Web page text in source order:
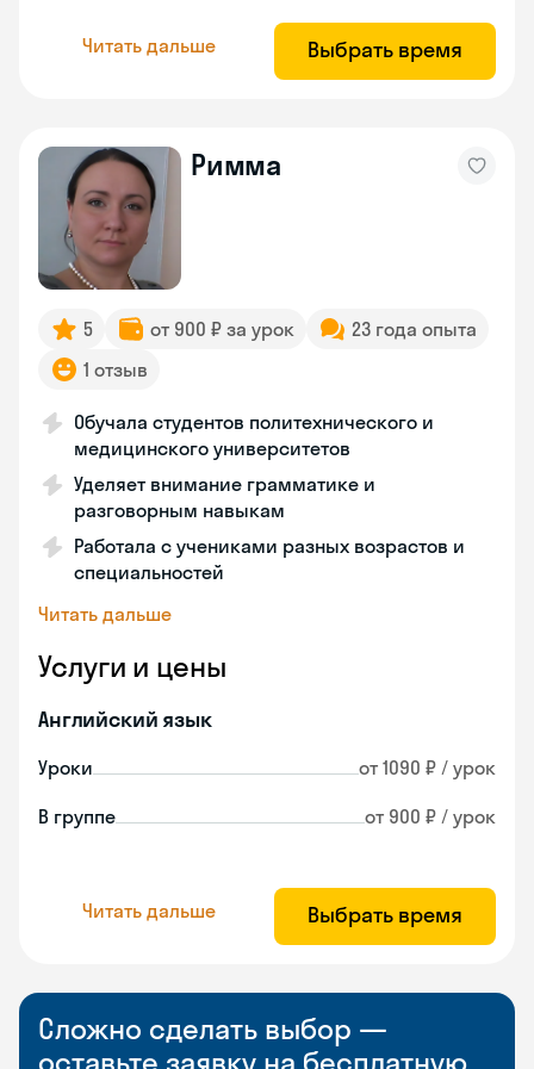
Читать дальше Выбрать время
Римма
5 от 900 ₽ за урок
23 года опыта
1 отзыв
Обучала студентов политехнического и
медицинского университетов
Уделяет внимание грамматике и
разговорным навыкам
Работала с учениками разных возрастов и
специальностей
Читать дальше
Услуги и цены
Английский язык
Уроки от 1090 ₽ / урок
В группе от 900 ₽ / урок
Читать дальше Выбрать время
Сложно сделать выбор —
оставьте заявку на бесплатную